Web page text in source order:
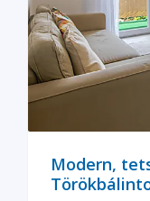
Modern,